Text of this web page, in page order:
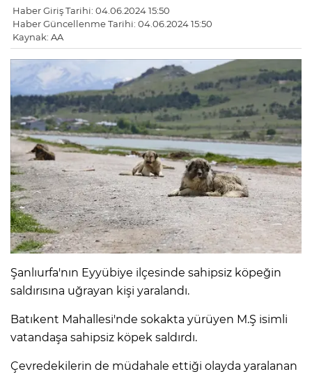
Haber Giriş Tarihi: 04.06.2024 15:50
Haber Güncellenme Tarihi: 04.06.2024 15:50
Kaynak: AA
Şanlıurfa'nın Eyyübiye ilçesinde sahipsiz köpeğin
saldırısına uğrayan kişi yaralandı.
Batıkent Mahallesi'nde sokakta yürüyen M.Ş isimli
vatandaşa sahipsiz köpek saldırdı.
Çevredekilerin de müdahale ettiği olayda yaralanan